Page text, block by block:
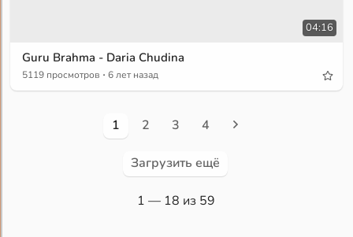
04:16
Guru Brahma - Daria Chudina
5119 просмотров · 6 лет назад
1 2 3 4
Загрузить ещё
1 — 18 из 59